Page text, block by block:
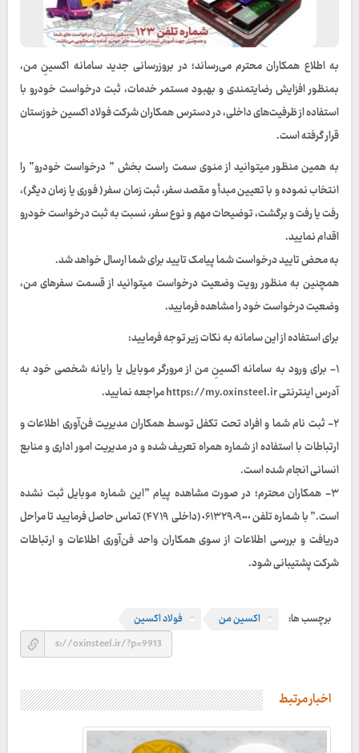
به اطلاع همکاران محترم می‌رساند؛ در بروزرسانی جدید سامانه اکسینِ من،
بمنظور افزایش رضایتمندی و بهبود مستمر خدمات، ثبت درخواست خودرو با
استفاده از ظرفیت‌های داخلی، در دسترس همکاران شرکت فولاد اکسین خوزستان
قرار گرفته است.
به همین منظور میتوانید از منوی سمت راست بخش ” درخواست خودرو” را
انتخاب نموده و با تعیین مبدأ و مقصد سفر، ثبت زمان سفر ( فوری یا زمان دیگر )،
رفت یا رفت و برگشت، توضیحات مهم و نوع سفر، نسبت به ثبت درخواست خودرو
اقدام نمایید.
به محض تایید درخواست شما پیامک تایید برای شما ارسال خواهد شد.
همچنین به منظور رویت وضعیت درخواست میتوانید از قسمت سفرهای من،
وضعیت درخواست خود را مشاهده فرمایید.
برای استفاده از این سامانه به نکات زیر توجه فرمایید:
١- برای ورود به سامانه اکسینِ من از مرورگر موبایل یا رایانه شخصی خود به
آدرس اینترنتی https://my.oxinsteel.ir مراجعه نمایید.
٢- ثبت نام شما و افراد تحت تکفل توسط همکاران مدیریت فن‌آوری اطلاعات و
ارتباطات با استفاده از شماره همراه تعریف شده و در مدیریت امور اداری و منابع
انسانی انجام شده است.
٣- همکاران محترم؛ در صورت مشاهده پیام ”این شماره موبایل ثبت نشده
است.” با شماره تلفن ٠۶١٣٢٩٠٩٠٠٠ (داخلی ۴٧١٩) تماس حاصل فرمایید تا مراحل
دریافت و بررسی اطلاعات از سوی همکاران واحد فن‌آوری اطلاعات و ارتباطات
شرکت پشتیبانی شود.
برچسب ها: اکسین من فولاد اکسین
اخبار مرتبط